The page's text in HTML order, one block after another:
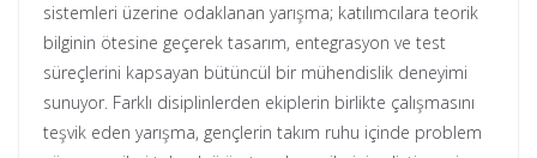
sistemleri üzerine odaklanan yarışma; katılımcılara teorik
bilginin ötesine geçerek tasarım, entegrasyon ve test
süreçlerini kapsayan bütüncül bir mühendislik deneyimi
sunuyor. Farklı disiplinlerden ekiplerin birlikte çalışmasını
teşvik eden yarışma, gençlerin takım ruhu içinde problem